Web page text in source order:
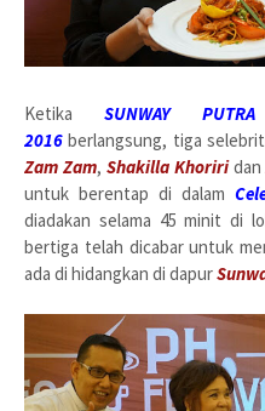
Ketika SUNWAY
2016 berlangsung, tiga
Zam Zam, Shakilla Khoriridan
untuk berentap di dalam
diadakan selama 45 minit di
bertiga telah dicabar untuk
ada di hidangkan di dapur